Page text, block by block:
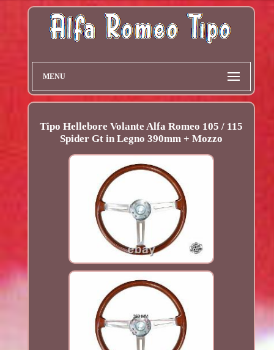
MENU
Tipo Hellebore Volante Alfa Romeo 105 / 115
Spider Gt in Legno 390mm + Mozzo